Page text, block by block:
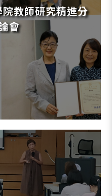
教師研究精進分
會